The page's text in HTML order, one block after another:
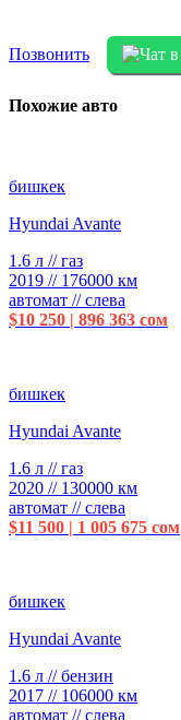
Позвонить
Похожие авто
бишкек
Hyundai Avante
1.6 л // газ
2019 // 176000 км
автомат // слева
$10 250 | 896 363 сом
бишкек
Hyundai Avante
1.6 л // газ
2020 // 130000 км
автомат // слева
$11 500 | 1 005 675 сом
бишкек
Hyundai Avante
1.6 л // бензин
2017 // 106000 км
автомат // слева